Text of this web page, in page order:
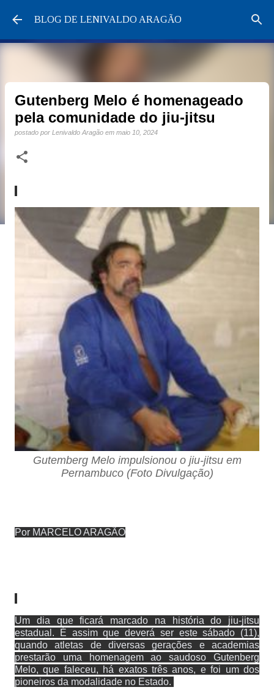
Pular para o conteúdo principal
BLOG DE LENIVALDO ARAGÃO
Gutenberg Melo é homenageado
pela comunidade do jiu-jitsu
postado por Lenivaldo Aragão em maio 10, 2024
Gutemberg Melo impulsionou o jiu-jitsu em
Pernambuco (Foto Divulgação)
Por MARCELO ARAGÃO
Um dia que ficará marcado na história do jiu-jitsu
estadual. É assim que deverá ser este sábado (11),
quando atletas de diversas gerações e academias
prestarão uma homenagem ao saudoso Gutenberg
Melo, que faleceu, há exatos três anos, e foi um dos
pioneiros da modalidade no Estado.